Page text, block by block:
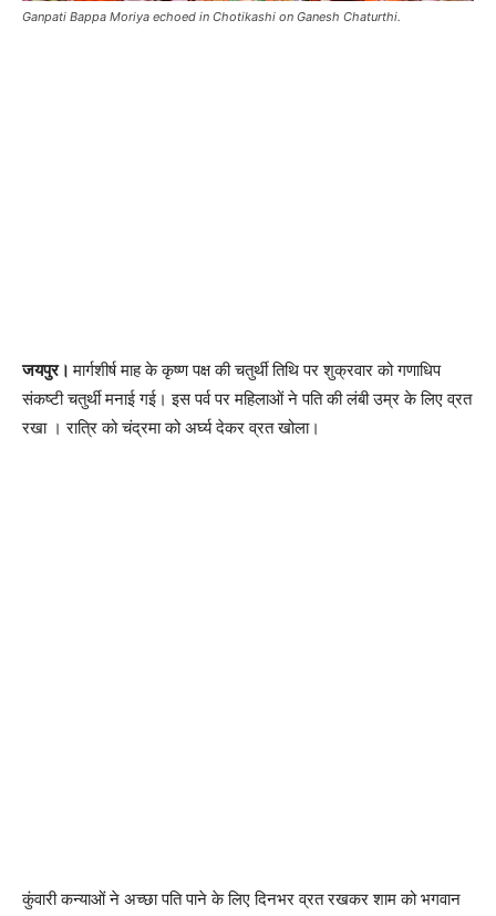
Ganpati Bappa Moriya echoed in Chotikashi on Ganesh Chaturthi.
जयपुर।मार्गशीर्ष माह के कृष्ण पक्ष की चतुर्थी तिथि पर शुक्रवार को गणाधिप
संकष्टी चतुर्थी मनाई गई। इस पर्व पर महिलाओं ने पति की लंबी उम्र के लिए व्रत
रखा । रात्रि को चंद्रमा को अर्घ्य देकर व्रत खोला।
कुंवारी कन्याओं ने अच्छा पति पाने के लिए दिनभर व्रत रखकर शाम को भगवान